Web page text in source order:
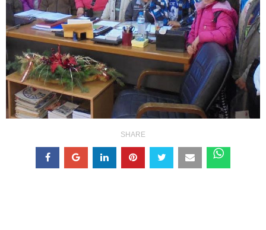
SHARE